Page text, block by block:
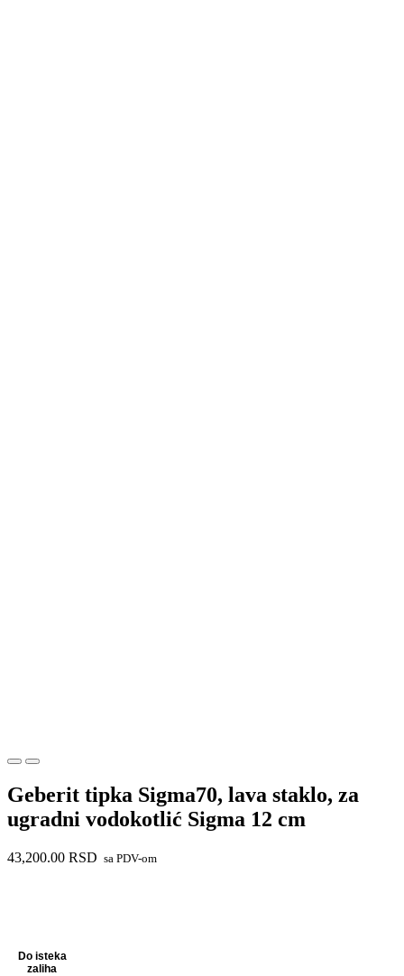
Geberit tipka Sigma70, lava staklo, za
ugradni vodokotlić Sigma 12 cm
43,200.00 RSD sa PDV-om
Do isteka
zaliha